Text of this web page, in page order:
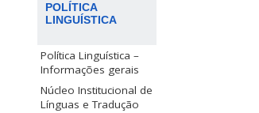
POLÍTICA
LINGUÍSTICA
Política Linguística –
Informações gerais
Núcleo Institucional de
Línguas e Tradução